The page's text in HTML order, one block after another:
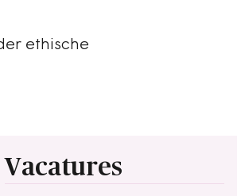
ethische
Vacatures